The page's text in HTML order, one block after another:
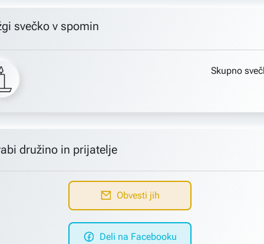
svečko v spomin
Skupno
družino in prijatelje
Obvesti jih
Deli na Facebooku